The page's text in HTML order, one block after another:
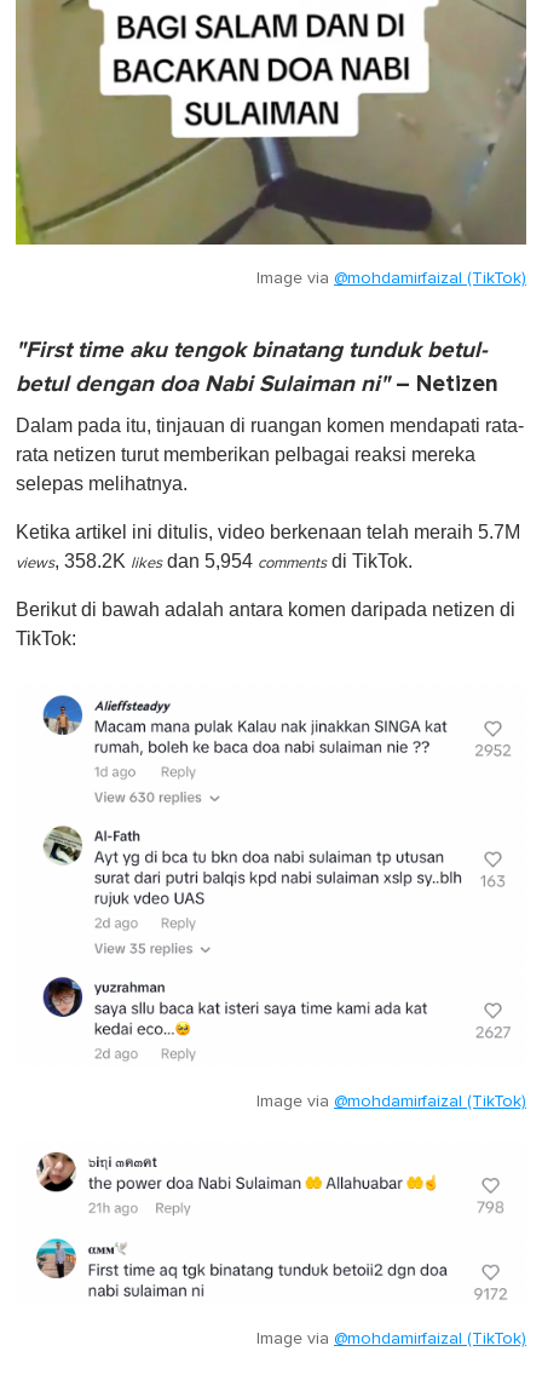
Image via @mohdamirfaizal (TikTok)
"First time aku tengok binatang tunduk betul-
betul dengan doa Nabi Sulaiman ni"– Netizen
Dalam pada itu, tinjauan di ruangan komen mendapati rata-
rata netizen turut memberikan pelbagai reaksi mereka
selepas melihatnya.
Ketika artikel ini ditulis, video berkenaan telah meraih 5.7M
views, 358.2K likesdan 5,954 commentsdi TikTok.
Berikut di bawah adalah antara komen daripada netizen di
TikTok:
Image via @mohdamirfaizal (TikTok)
Image via @mohdamirfaizal (TikTok)